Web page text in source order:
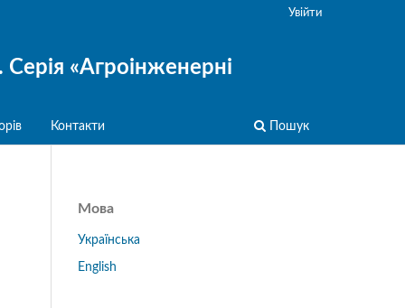
«Агроінженерні
Контакти Пошук
Увійти
Мова
Українська
English